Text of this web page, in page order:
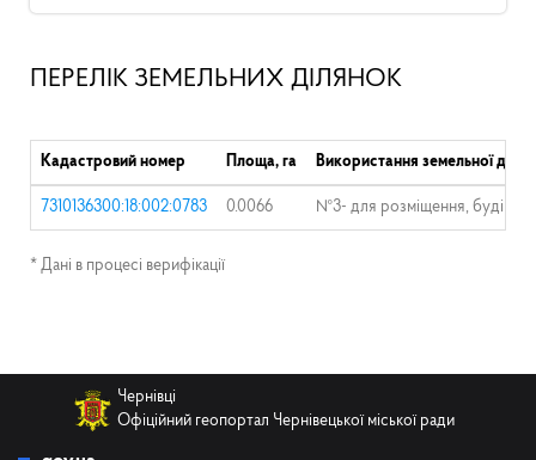
ПЕРЕЛІК ЗЕМЕЛЬНИХ ДІЛЯНОК
Кадастровий номер Площа, га Використання земельної
7310136300:18:002:0783 0.0066 №3- для розміщення,
* Дані в процесі верифікації
Чернівці
Офіційний геопортал Чернівецької міської ради